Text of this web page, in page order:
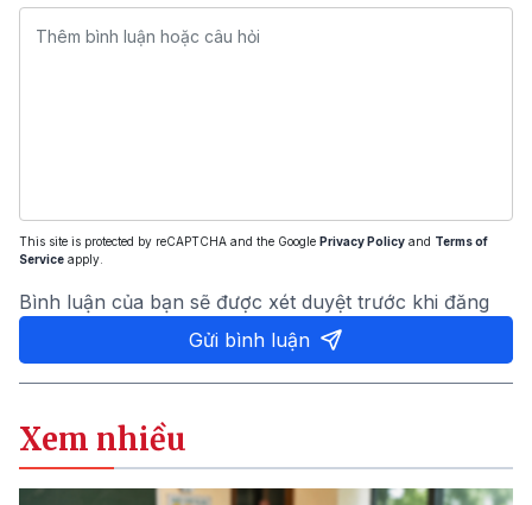
This site is protected by reCAPTCHA and the Google Privacy Policy and Terms of
Service apply.
Bình luận của bạn sẽ được xét duyệt trước khi đăng
Gửi bình luận
Xem nhiều